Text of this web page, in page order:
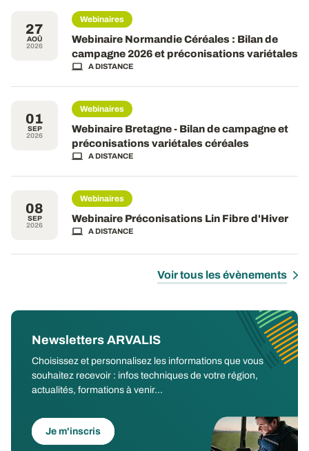
27
AOÛ
2026
Webinaires
Webinaire Normandie Céréales : Bilan de
campagne 2026 et préconisations variétales
A DISTANCE
01
SEP
2026
Webinaires
Webinaire Bretagne - Bilan de campagne et
préconisations variétales céréales
A DISTANCE
08
SEP
2026
Webinaires
Webinaire Préconisations Lin Fibre d'Hiver
A DISTANCE
Voir tous les évènements
Newsletters ARVALIS
Choisissez et personnalisez les informations que vous
souhaitez recevoir : infos techniques de votre région,
actualités, formations à venir...
Je m'inscris